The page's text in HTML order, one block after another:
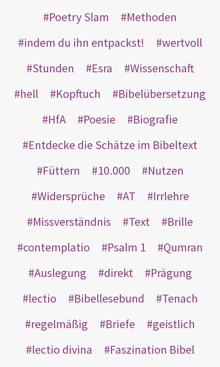
Poetry Slam
Methoden
indem du ihn entpackst!
wertvoll
Stunden
Esra
Wissenschaft
hell
Kopftuch
Bibelübersetzung
HfA
Poesie
Biografie
Entdecke die Schätze im Bibeltext
Füttern
10.000
Nutzen
Widersprüche
AT
Irrlehre
Missverständnis
Text
Brille
contemplatio
Psalm 1
Qumran
Auslegung
direkt
Prägung
lectio
Bibellesebund
Tenach
regelmäßig
Briefe
geistlich
lectio divina
Faszination Bibel